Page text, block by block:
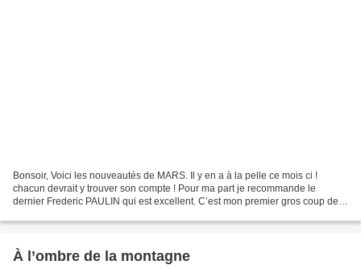
Bonsoir, Voici les nouveautés de MARS. Il y en a à la pelle ce mois ci !
chacun devrait y trouver son compte ! Pour ma part je recommande le
dernier Frederic PAULIN qui est excellent. C’est mon premier gros coup de
À l’ombre de la montagne